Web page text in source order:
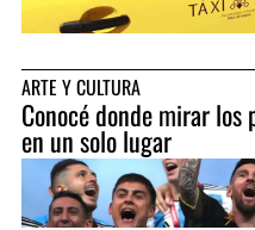
ARTE Y CULTURA
Conocé donde mirar
en un solo lugar